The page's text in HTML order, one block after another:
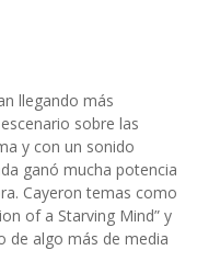
llegando más
sobre las
y con un sonido
ganó mucha potencia
Cayeron temas como
of a Starving Mind” y
de algo más de media